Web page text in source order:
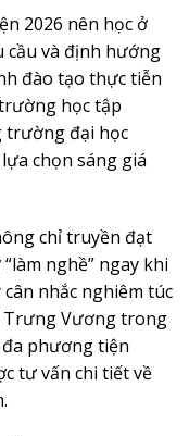
2026 nên học ở
cầu và định hướng
đào tạo thực tiễn
học tập
trường đại học
chọn sáng giá
chỉ truyền đạt
nghề” ngay khi
nhắc nghiêm túc
Vương trong
phương tiện
tư vấn chi tiết về